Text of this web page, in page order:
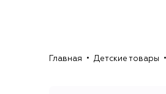
Главная Детские товары